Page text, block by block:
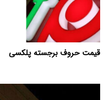
قیمت حروف برجسته پلکسی